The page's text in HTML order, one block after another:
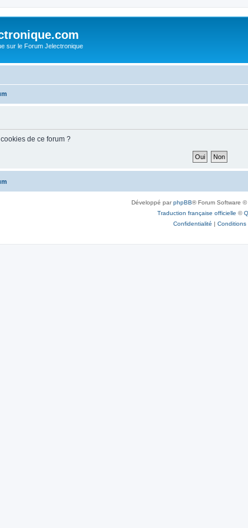
sur le Forum Jelectronique
de ce forum ?
Développé parphpBB® Forum Software ©
Traduction française officielle ©
Confidentialité | Conditions